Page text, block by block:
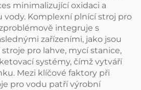
minimalizující oxidaci a
vody. Komplexní plnící stroj pro
integruje s
zařízeními, jako jsou
pro lahve, mycí stanice,
systémy, čímž vytváří
Mezi klíčové faktory při
pro vodu patří výrobní